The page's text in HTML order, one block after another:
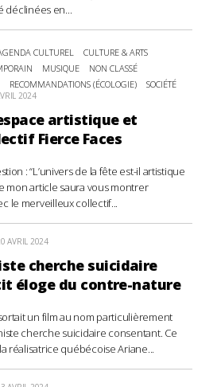
déclinées en...
CULTUREL
CULTURE & ARTS
MUSIQUE
NON CLASSÉ
RECOMMANDATIONS (ÉCOLOGIE)
SOCIÉTÉ
2024
artistique et
Fierce Faces
: “L’univers de la fête est-il artistique
mon article saura vous montrer
le merveilleux collectif...
AVRIL 2024
cherche suicidaire
éloge du contre-nature
un film au nom particulièrement
cherche suicidaire consentant. Ce
réalisatrice québécoise Ariane...